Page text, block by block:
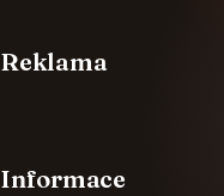
Reklama
Informace